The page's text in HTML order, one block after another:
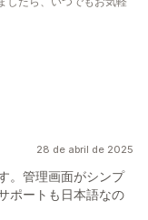
28 de abril de 2025
。管理画面がシンプ
ポートも日本語なの